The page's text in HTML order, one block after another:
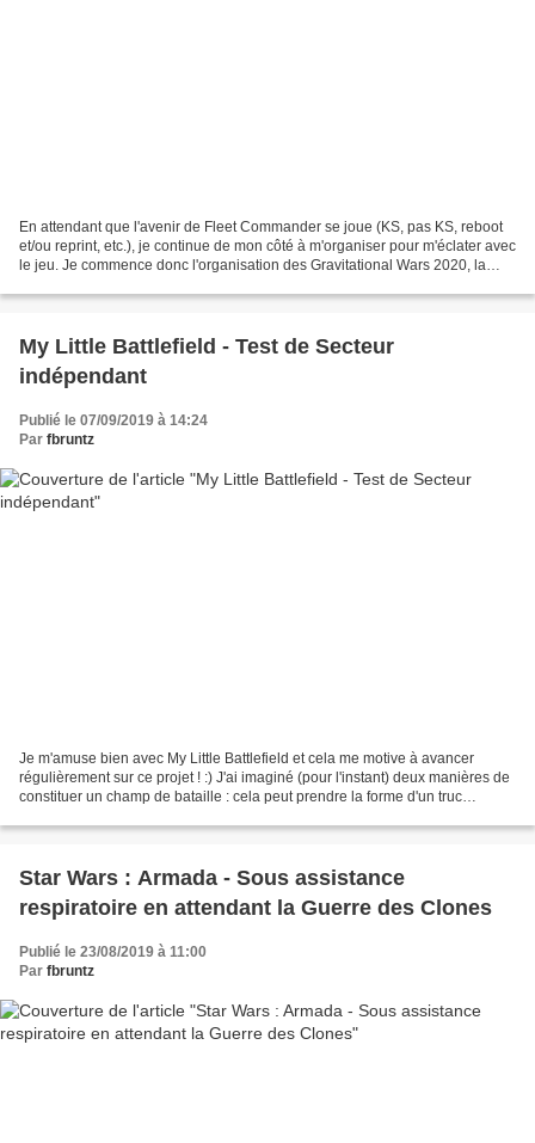
En attendant que l'avenir de Fleet Commander se joue (KS, pas KS, reboot
et/ou reprint, etc.), je continue de mon côté à m'organiser pour m'éclater avec
le jeu. Je commence donc l'organisation des Gravitational Wars 2020, la
My Little Battlefield - Test de Secteur
indépendant
Publié le 07/09/2019 à 14:24
Par fbruntz
Je m'amuse bien avec My Little Battlefield et cela me motive à avancer
régulièrement sur ce projet ! :) J'ai imaginé (pour l'instant) deux manières de
constituer un champ de bataille : cela peut prendre la forme d'un truc
Star Wars : Armada - Sous assistance
respiratoire en attendant la Guerre des Clones
Publié le 23/08/2019 à 11:00
Par fbruntz